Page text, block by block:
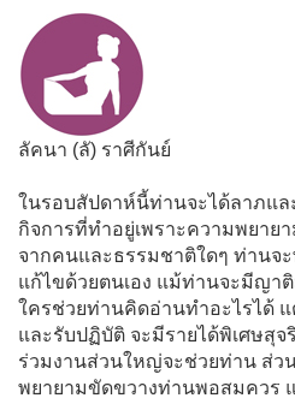
ลัคนา (ลั) ราศีกันย์
ในรอบสัปดาห์นี้ท่านจะได้ลาภแล
กิจการที่ทำอยู่เพราะความพยาย
จากคนและธรรมชาติใดๆ ท่าน
แก้ไขด้วยตนเอง แม้ท่านจะมีญา
ใครช่วยท่านคิดอ่านทำอะไรได้
และรับปฏิบัติ จะมีรายได้พิเศษสุ
ร่วมงานส่วนใหญ่จะช่วยท่าน ส่ว
พยายามขัดขวางท่านพอสมควร